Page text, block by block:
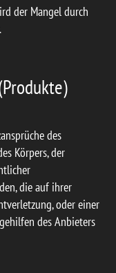
der Mangel durch
des
Körpers, der
die auf ihrer
oder einer
des Anbieters